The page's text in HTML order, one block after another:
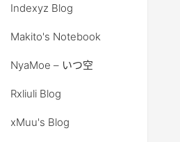
Indexyz Blog
Makito's Notebook
NyaMoe – いつ空
Rxliuli Blog
xMuu's Blog